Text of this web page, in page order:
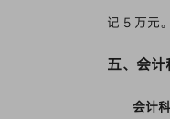
记 5 万元。
五、会计
会计